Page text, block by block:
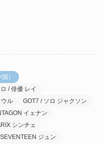
）
/ 俳優 レイ
ウル
GOT7 / ソロ ジャクソン
イェナン
シンチェ
SEVENTEEN ジュン